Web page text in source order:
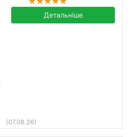
Детальніше
(07.08.26)